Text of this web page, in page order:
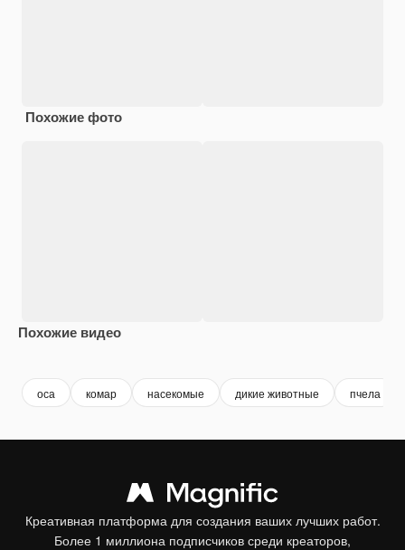
Похожие фото
Похожие видео
оса комар насекомые дикие животные пчела
Креативная платформа для создания ваших лучших работ.
Более 1 миллиона подписчиков среди креаторов,